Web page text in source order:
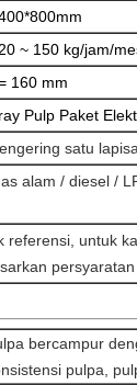
~ 150 kg/jam/
160 mm
Pulp Paket
satu
alam / diesel /
referensi, untuk
persyaratan
bercampur
pulpa,